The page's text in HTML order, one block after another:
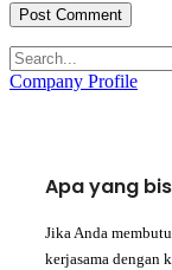
Company Profile
Apa yang
Jika Anda
kerjasama dengan